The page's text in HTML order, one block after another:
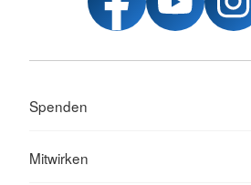
Spenden
Mitwirken